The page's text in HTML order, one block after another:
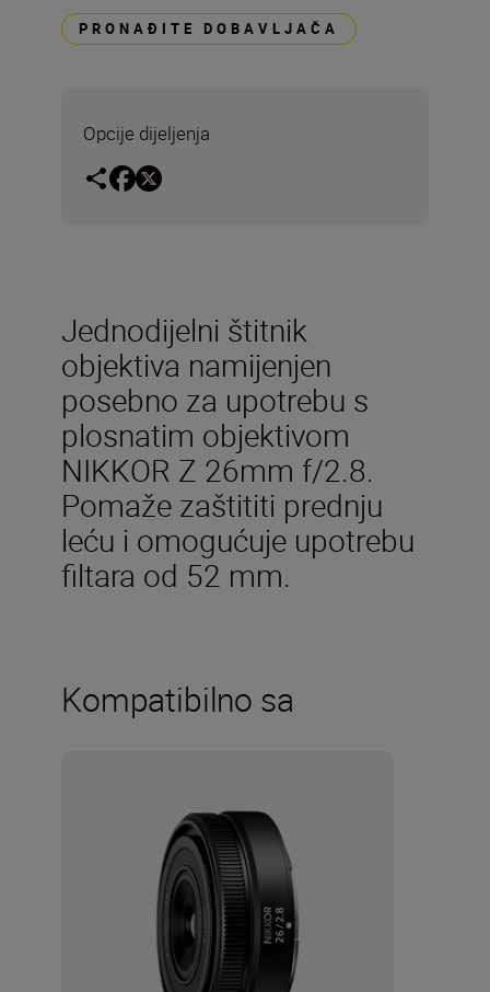
PRONAĐITE DOBAVLJAČA
Opcije dijeljenja
Jednodijelni štitnik
objektiva namijenjen
posebno za upotrebu s
plosnatim objektivom
NIKKOR Z 26mm f/2.8.
Pomaže zaštititi prednju
leću i omogućuje upotrebu
filtara od 52 mm.
Kompatibilno sa